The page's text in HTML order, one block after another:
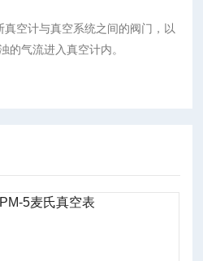
空计与真空系统之间的阀门，以
的气流进入真空计内。